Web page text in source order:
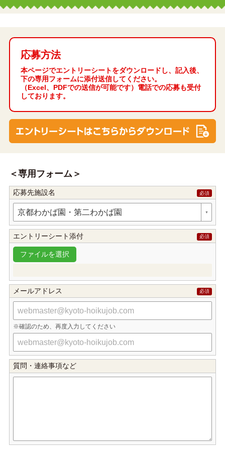
応募方法
本ページでエントリーシートをダウンロードし、記入後、
下の専用フォームに添付送信してください。
（Excel、PDFでの送信が可能です）電話での応募も受付
しております。
専用フォーム
応募先施設名
エントリーシート添付
メールアドレス
確認のため、再度入力してください
質問・連絡事項など